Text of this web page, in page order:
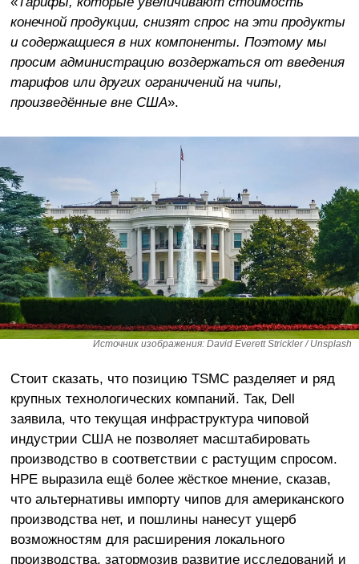
конечной продукции, снизят спрос на эти продукты
и содержащиеся в них компоненты. Поэтому мы
просим администрацию воздержаться от введения
тарифов или других ограничений на чипы,
произведённые вне США».
Источник изображения: David Everett Strickler / Unsplash
Стоит сказать, что позицию TSMC разделяет и ряд
крупных технологических компаний. Так, Dell
заявила, что текущая инфраструктура чиповой
индустрии США не позволяет масштабировать
производство в соответствии с растущим спросом.
HPE выразила ещё более жёсткое мнение, сказав,
что альтернативы импорту чипов для американского
производства нет, и пошлины нанесут ущерб
возможностям для расширения локального
производства, затормозив развитие исследований и